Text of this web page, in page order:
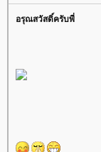
อรุณสวัสดิ์ครับพี่